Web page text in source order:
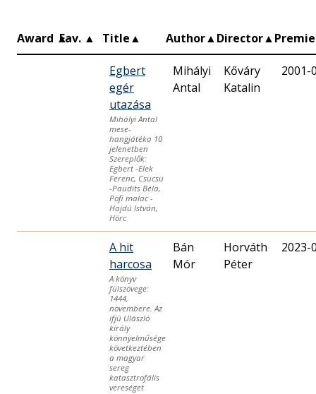
Award ▲
Fav. ▲ Title▲ Author▲Director▲
Egbert
egér
utazása
Mihályi Antal
mese-
hangjátéka 10
jelenetben
Szereplők:
Egbert -Elek
Ferenc, Csucsu
-Paudits Béla,
Pöfi malac -
Hajdú István,
Hörc
Mihályi
Antal
Kőváry
Katalin
2001-
A hit
harcosa
A könyv
fülszövege:
1444,
novembere. Az
ifjú Ulászló
király
könnyelműsége
következtében
a magyar
sereg
katasztrofális
vereséget
Bán
Mór
Horváth
Péter
2023-